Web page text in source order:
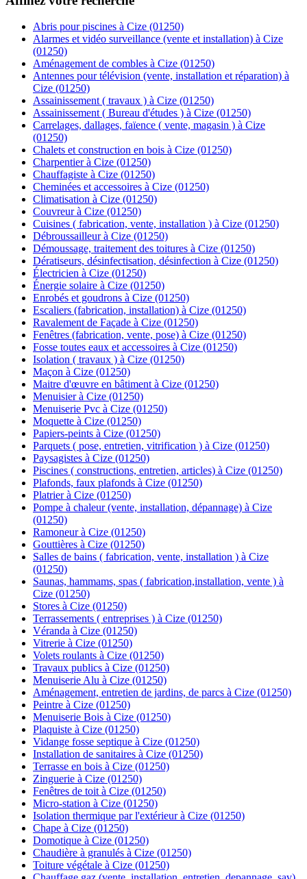
Abris pour piscines à Cize (01250)
Alarmes et vidéo surveillance (vente et installation) à Cize
(01250)
Aménagement de combles à Cize (01250)
Antennes pour télévision (vente, installation et réparation) à
Cize (01250)
Assainissement ( travaux ) à Cize (01250)
Assainissement ( Bureau d'études ) à Cize (01250)
Carrelages, dallages, faïence ( vente, magasin ) à Cize
(01250)
Chalets et construction en bois à Cize (01250)
Charpentier à Cize (01250)
Chauffagiste à Cize (01250)
Cheminées et accessoires à Cize (01250)
Climatisation à Cize (01250)
Couvreur à Cize (01250)
Cuisines ( fabrication, vente, installation ) à Cize (01250)
Débroussailleur à Cize (01250)
Démoussage, traitement des toitures à Cize (01250)
Dératiseurs, désinfectisation, désinfection à Cize (01250)
Électricien à Cize (01250)
Énergie solaire à Cize (01250)
Enrobés et goudrons à Cize (01250)
Escaliers (fabrication, installation) à Cize (01250)
Ravalement de Façade à Cize (01250)
Fenêtres (fabrication, vente, pose) à Cize (01250)
Fosse toutes eaux et accessoires à Cize (01250)
Isolation ( travaux ) à Cize (01250)
Maçon à Cize (01250)
Maitre d'œuvre en bâtiment à Cize (01250)
Menuisier à Cize (01250)
Menuiserie Pvc à Cize (01250)
Moquette à Cize (01250)
Papiers-peints à Cize (01250)
Parquets ( pose, entretien, vitrification ) à Cize (01250)
Paysagistes à Cize (01250)
Piscines ( constructions, entretien, articles) à Cize (01250)
Plafonds, faux plafonds à Cize (01250)
Platrier à Cize (01250)
Pompe à chaleur (vente, installation, dépannage) à Cize
(01250)
Ramoneur à Cize (01250)
Gouttières à Cize (01250)
Salles de bains ( fabrication, vente, installation ) à Cize
(01250)
Saunas, hammams, spas ( fabrication,installation, vente ) à
Cize (01250)
Stores à Cize (01250)
Terrassements ( entreprises ) à Cize (01250)
Véranda à Cize (01250)
Vitrerie à Cize (01250)
Volets roulants à Cize (01250)
Travaux publics à Cize (01250)
Menuiserie Alu à Cize (01250)
Aménagement, entretien de jardins, de parcs à Cize (01250)
Peintre à Cize (01250)
Menuiserie Bois à Cize (01250)
Plaquiste à Cize (01250)
Vidange fosse septique à Cize (01250)
Installation de sanitaires à Cize (01250)
Terrasse en bois à Cize (01250)
Zinguerie à Cize (01250)
Fenêtres de toit à Cize (01250)
Micro-station à Cize (01250)
Isolation thermique par l'extérieur à Cize (01250)
Chape à Cize (01250)
Domotique à Cize (01250)
Chaudière à granulés à Cize (01250)
Toiture végétale à Cize (01250)